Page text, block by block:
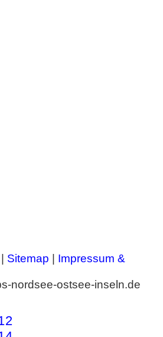
Sitemap
Impressum &
nordsee-ostsee-inseln.de